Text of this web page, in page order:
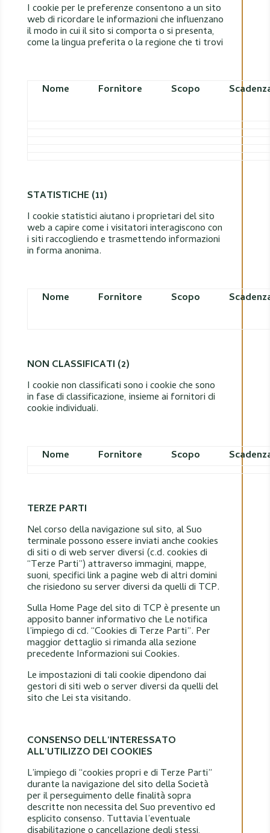
I cookie per le preferenze consentono a un sito
web di ricordare le informazioni che influenzano
il modo in cui il sito si comporta o si presenta,
come la lingua preferita o la regione che ti trovi
Nome Fornitore Scopo
STATISTICHE (11)
I cookie statistici aiutano i proprietari del sito
web a capire come i visitatori interagiscono con
i siti raccogliendo e trasmettendo informazioni
in forma anonima.
Nome Fornitore Scopo
NON CLASSIFICATI (2)
I cookie non classificati sono i cookie che sono
in fase di classificazione, insieme ai fornitori di
cookie individuali.
Nome Fornitore Scopo
TERZE PARTI
Nel corso della navigazione sul sito, al Suo
terminale possono essere inviati anche cookies
di siti o di web server diversi (c.d. cookies di
“Terze Parti”) attraverso immagini, mappe,
suoni, specifici link a pagine web di altri domini
che risiedono su server diversi da quelli di TCP.
Sulla Home Page del sito di TCP è presente un
apposito banner informativo che Le notifica
l’impiego di cd. “Cookies di Terze Parti”. Per
maggior dettaglio si rimanda alla sezione
precedente Informazioni sui Cookies.
Le impostazioni di tali cookie dipendono dai
gestori di siti web o server diversi da quelli del
sito che Lei sta visitando.
CONSENSO DELL’INTERESSATO
ALL’UTILIZZO DEI COOKIES
L’impiego di “cookies propri e di Terze Parti”
durante la navigazione del sito della Società
per il perseguimento delle finalità sopra
descritte non necessita del Suo preventivo ed
esplicito consenso. Tuttavia l’eventuale